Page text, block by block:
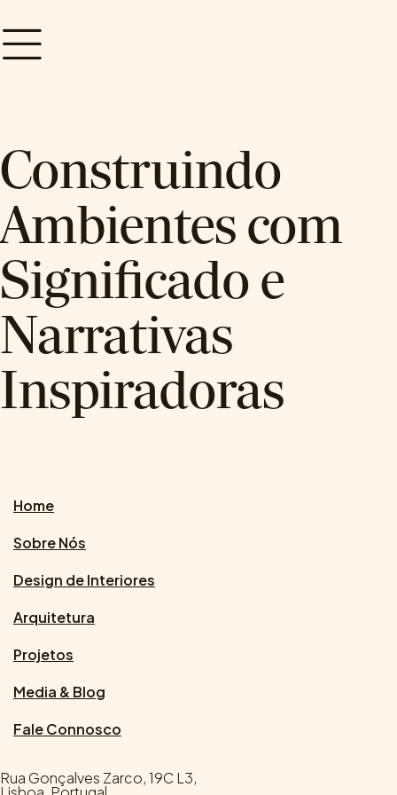
Construindo
Ambientes com
Significado e
Narrativas
Inspiradoras
Home
Sobre Nós
Design de Interiores
Arquitetura
Projetos
Media & Blog
Fale Connosco
Rua Gonçalves Zarco, 19C L3,